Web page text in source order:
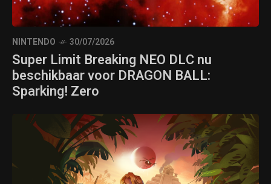
NINTENDO 30/07/2026
Super Limit Breaking NEO DLC nu
beschikbaar voor DRAGON BALL:
Sparking! Zero